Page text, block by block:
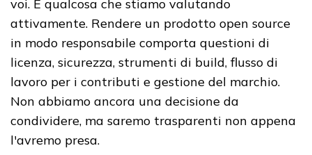
voi. È qualcosa che stiamo valutando
attivamente. Rendere un prodotto open source
in modo responsabile comporta questioni di
licenza, sicurezza, strumenti di build, flusso di
lavoro per i contributi e gestione del marchio.
Non abbiamo ancora una decisione da
condividere, ma saremo trasparenti non appena
l'avremo presa.